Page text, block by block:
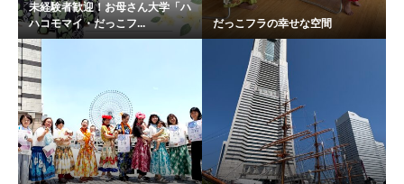
未経験者歓迎！お母さん大学「ハ
ハコモマイ・だっこフ...
だっこフラの幸せな空間